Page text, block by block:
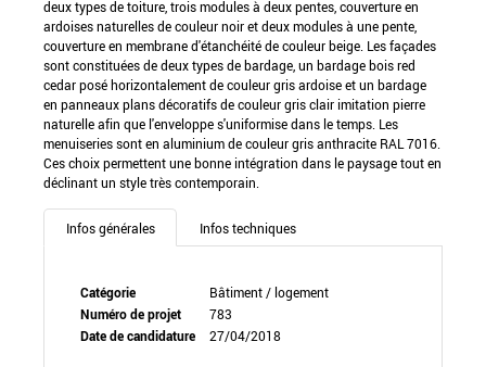
deux types de toiture, trois modules à deux pentes, couverture en
ardoises naturelles de couleur noir et deux modules à une pente,
couverture en membrane d'étanchéité de couleur beige. Les façades
sont constituées de deux types de bardage, un bardage bois red
cedar posé horizontalement de couleur gris ardoise et un bardage
en panneaux plans décoratifs de couleur gris clair imitation pierre
naturelle afin que l'enveloppe s'uniformise dans le temps. Les
menuiseries sont en aluminium de couleur gris anthracite RAL 7016.
Ces choix permettent une bonne intégration dans le paysage tout en
déclinant un style très contemporain.
Infos générales Infos techniques
Catégorie
Bâtiment / logement
Numéro de projet
783
Date de candidature
27/04/2018